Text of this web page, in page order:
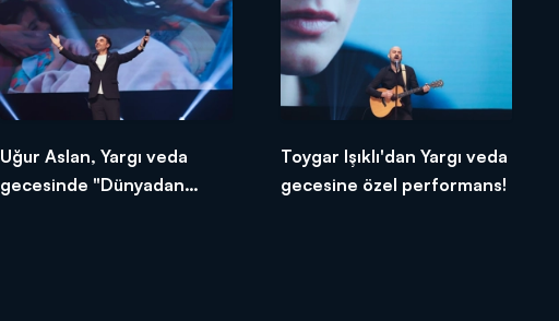
Uğur Aslan, Yargı veda
gecesinde "Dünyadan
Toygar Işıklı'dan Yargı veda
gecesine özel performans!